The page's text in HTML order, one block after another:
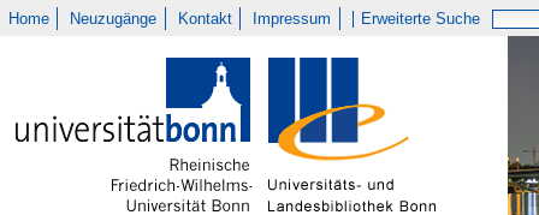
Home Neuzugänge Kontakt Impressum Erweiterte Suche